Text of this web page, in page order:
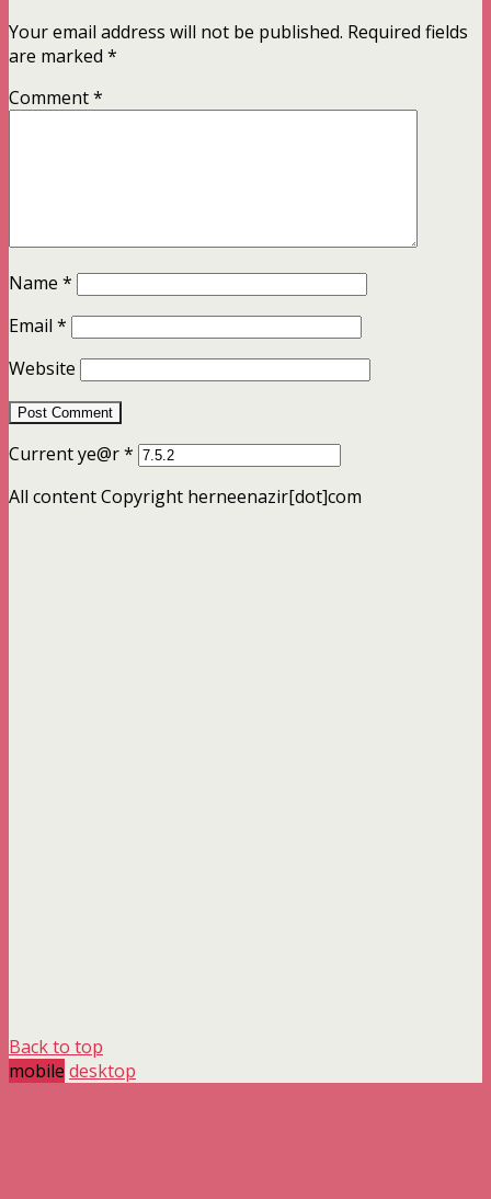
Your email address will not be published. Required fields
are marked *
Comment*
Name *
Email *
Website
Current ye@r*
All content Copyright herneenazir[dot]com
Back to top
mobile desktop